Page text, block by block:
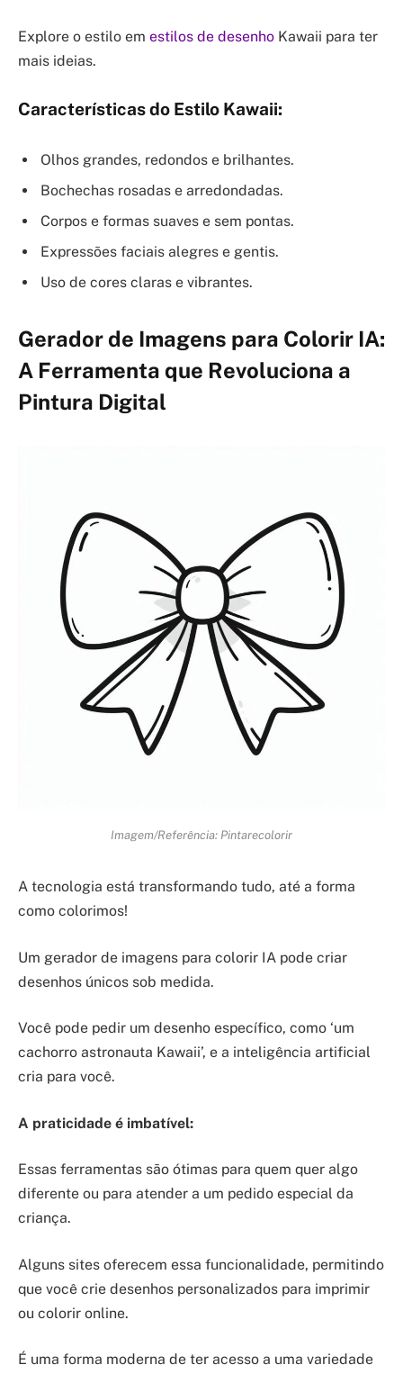
Explore o estilo em estilos de desenho Kawaii para ter
mais ideias.
Características do Estilo Kawaii:
Olhos grandes, redondos e brilhantes.
Bochechas rosadas e arredondadas.
Corpos e formas suaves e sem pontas.
Expressões faciais alegres e gentis.
Uso de cores claras e vibrantes.
Gerador de Imagens para Colorir IA:
A Ferramenta que Revoluciona a
Pintura Digital
Imagem/Referência: Pintarecolorir
A tecnologia está transformando tudo, até a forma
como colorimos!
Um gerador de imagens para colorir IA pode criar
desenhos únicos sob medida.
Você pode pedir um desenho específico, como ‘um
cachorro astronauta Kawaii’, e a inteligência artificial
cria para você.
A praticidade é imbatível:
Essas ferramentas são ótimas para quem quer algo
diferente ou para atender a um pedido especial da
criança.
Alguns sites oferecem essa funcionalidade, permitindo
que você crie desenhos personalizados para imprimir
ou colorir online.
É uma forma moderna de ter acesso a uma variedade